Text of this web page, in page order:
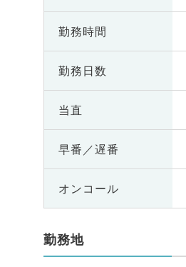
勤務時間
勤務日数
当直
早番／遅番
オンコール
勤務地